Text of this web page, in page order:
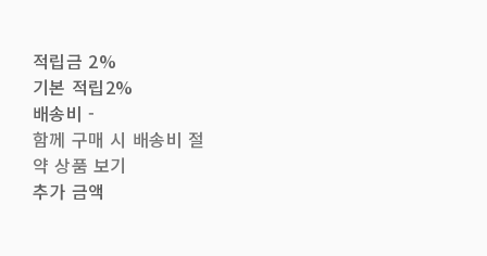
적립금 2%
기본 적립2%
배송비-
함께 구매 시 배송비 절
약 상품 보기
추가 금액